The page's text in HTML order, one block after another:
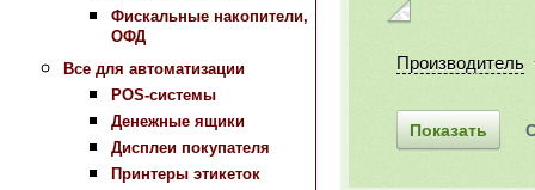
Фискальные накопители,
ОФД
Все для автоматизации
POS-системы
Денежные ящики
Дисплеи покупателя
Принтеры этикеток
Производитель